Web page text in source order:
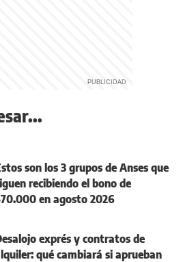
son los 3 grupos de Anses que
recibiendo el bono de
en agosto 2026
exprés y contratos de
qué cambiará si aprueban